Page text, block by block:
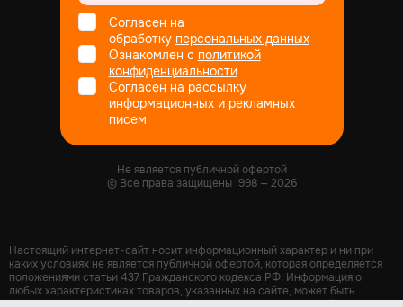
Согласен на
обработку персональных данных
Ознакомлен с политикой
конфиденциальности
Согласен на рассылку
информационных и рекламных
писем
Не является публичной офертой
© Все права защищены1998— 2026
Настоящий интернет-сайт носит информационный характер и ни при
каких условиях не является публичной офертой, которая определяется
положениями статьи 437 Гражданского кодекса РФ. Информация о
любых характеристиках товаров, указанных на сайте, может быть